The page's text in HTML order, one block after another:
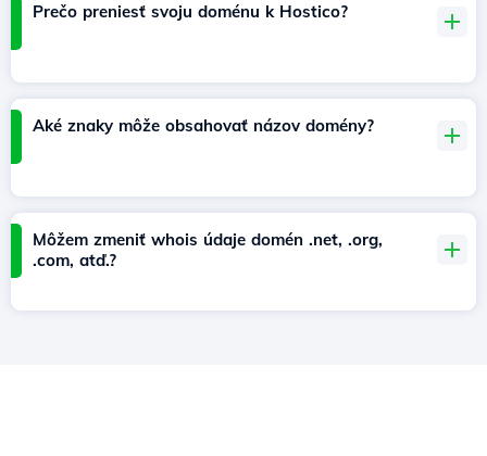
Prečo preniesť svoju doménu k Hostico?
Aké znaky môže obsahovať názov domény?
Môžem zmeniť whois údaje domén .net, .org,
.com, atď.?